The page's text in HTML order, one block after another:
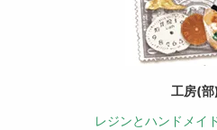
工房(
レジンとハンドメイ